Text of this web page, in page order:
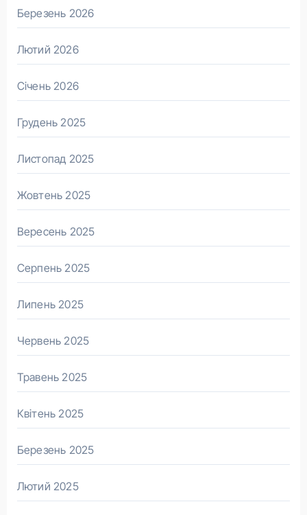
Березень 2026
Лютий 2026
Січень 2026
Грудень 2025
Листопад 2025
Жовтень 2025
Вересень 2025
Серпень 2025
Липень 2025
Червень 2025
Травень 2025
Квітень 2025
Березень 2025
Лютий 2025